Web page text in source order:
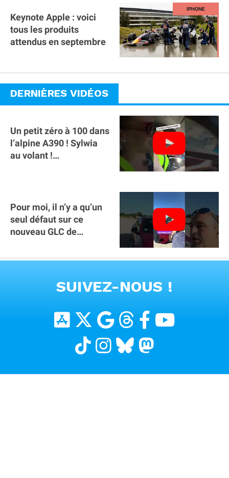
Keynote Apple : voici
tous les produits
attendus en septembre
DERNIÈRES VIDÉOS
Un petit zéro à 100 dans
l’alpine A390 ￼! Sylwia
au volant !
Pour moi, il n’y a qu’un
seul défaut sur ce
nouveau GLC de
clé sur téléphone
SUIVEZ-NOUS !